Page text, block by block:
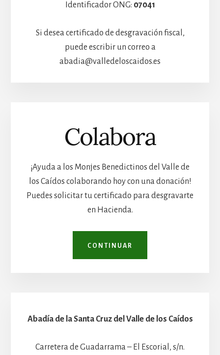
Identificador ONG: 07041
Si desea certificado de desgravación fiscal,
puede escribir un correo a
abadia@valledeloscaidos.es
Colabora
¡Ayuda a los Monjes Benedictinos del Valle de
los Caídos colaborando hoy con una donación!
Puedes solicitar tu certificado para desgravarte
en Hacienda.
CONTINUAR
Abadía de la Santa Cruz del Valle de los Caídos
Carretera de Guadarrama – El Escorial, s/n.